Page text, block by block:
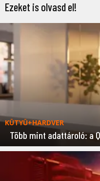
Ezeket is olvasd el!
KÜTYÜ+HARDVER
Több mint adattároló: a